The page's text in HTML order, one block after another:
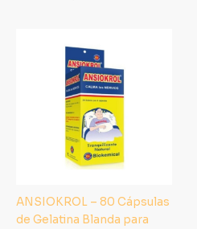
ANSIOKROL – 80 Cápsulas
de Gelatina Blanda para